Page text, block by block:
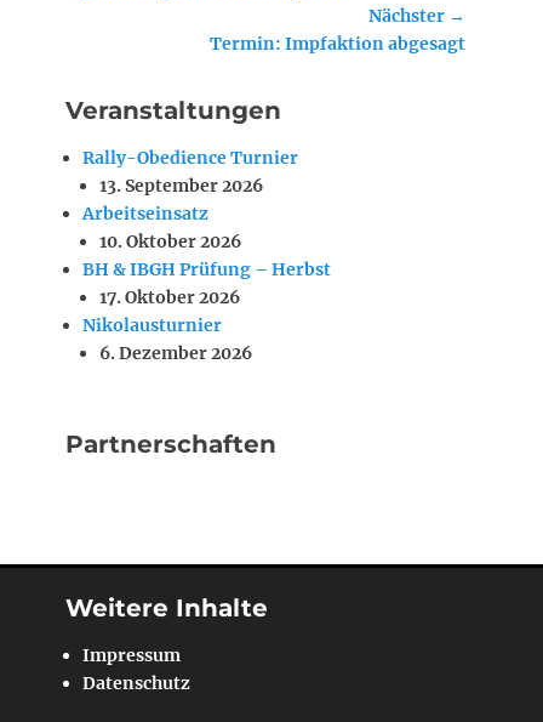
Nächster →
Termin: Impfaktion abgesagt
Veranstaltungen
Rally-Obedience Turnier
13. September 2026
Arbeitseinsatz
10. Oktober 2026
BH & IBGH Prüfung – Herbst
17. Oktober 2026
Nikolausturnier
6. Dezember 2026
Partnerschaften
Weitere Inhalte
Impressum
Datenschutz